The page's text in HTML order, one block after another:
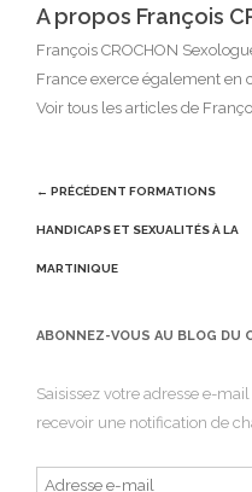
A propos François
François CROCHON
France exerce également en
Voir tous les articles de
Post
navigation
← PRÉCÉDENT FORMATIONS
HANDICAPS ET SEXUALITÉS À LA
MARTINIQUE
ABONNEZ-VOUS AU BLOG DU
Saisissez votre adresse e-
recevoir une notification de
Adresse